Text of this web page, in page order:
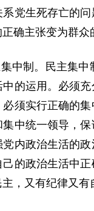
党生死存亡的
确主张变为群众
中制。民主集
的运用。必须
必须实行正确的
中统一领导，
内政治生活的
的政治生活中
，又有纪律又